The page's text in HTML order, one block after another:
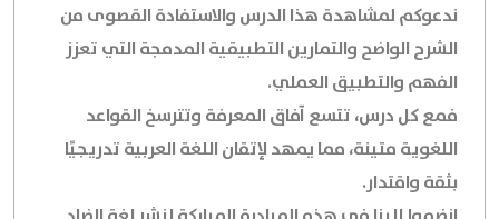
ندعوكم لمشاهدة هذا الدرس والاستفادة القصوى من
الشرح الواضح والتمارين التطبيقية المدمجة التي تعزز
الفهم والتطبيق العملي.
فمع كل درس، تتسع آفاق المعرفة وتترسخ القواعد
اللغوية متينة، مما يمهد لإتقان اللغة العربية تدريجيًا
بثقة واقتدار.